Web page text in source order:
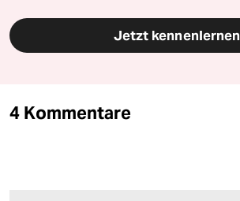
Jetzt kennenlernen
4 Kommentare